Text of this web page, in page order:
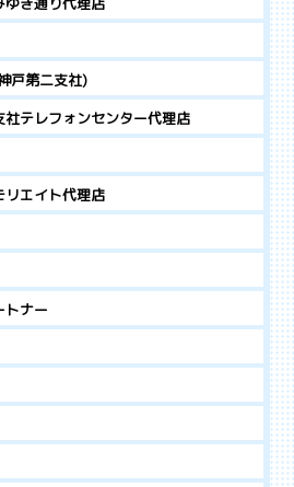
戸第二支社)
テレフォンセンター代理店
エイト代理店
トナー